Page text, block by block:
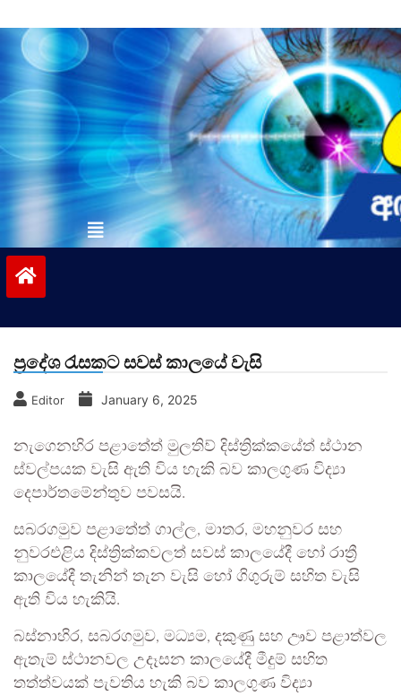
to
contentvinivida.lk
ප්‍රදේශ රැසකට සවස් කාලයේ වැසි
Editor January 6, 2025
නැගෙනහිර පළාතේත් මුලතිව් දිස්ත්‍රික්කයේත් ස්ථාන
ස්වල්පයක වැසි ඇති විය හැකි බව කාලගුණ විද්‍යා
දෙපාර්තමේන්තුව පවසයි.
සබරගමුව පළාතේත් ගාල්ල, මාතර, මහනුවර සහ
නුවරඑළිය දිස්ත්‍රික්කවලත් සවස් කාලයේදී හෝ රාත්‍රී
කාලයේදී තැනින් තැන වැසි හෝ ගිගුරුම් සහිත වැසි
ඇති විය හැකියි.
බස්නාහිර, සබරගමුව, මධ්‍යම, දකුණු සහ ඌව පළාත්වල
ඇතැම් ස්ථානවල උදෑසන කාලයේදී මීදුම් සහිත
තත්ත්වයක් පැවතිය හැකි බව කාලගුණ විද්‍යා